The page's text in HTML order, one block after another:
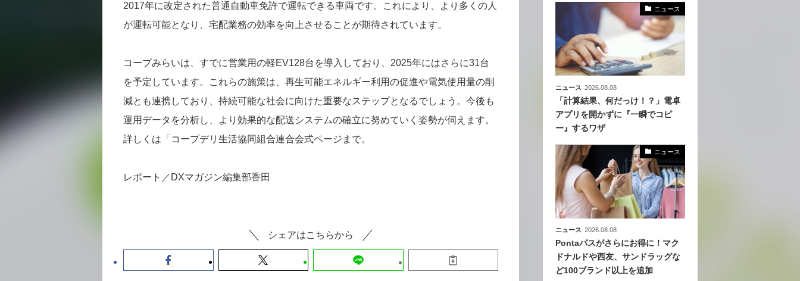
2017年に改定された普通自動車免許で運転できる車両です。これにより、より多くの人
が運転可能となり、宅配業務の効率を向上させることが期待されています。
コープみらいは、すでに営業用の軽EV128台を導入しており、2025年にはさらに31台
を予定しています。これらの施策は、再生可能エネルギー利用の促進や電気使用量の削
減とも連携しており、持続可能な社会に向けた重要なステップとなるでしょう。今後も
運用データを分析し、より効果的な配送システムの確立に努めていく姿勢が伺えます。
詳しくは「コープデリ生活協同組合連合会式ページまで。
レポート／DXマガジン編集部香田
シェアはこちらから
ニュース
ニュース 2026.08.08
「計算結果、何だっけ！？」電卓
アプリを開かずに『一瞬でコピ
ー』するワザ
ニュース
ニュース 2026.08.08
Pontaパスがさらにお得に！マク
ドナルドや西友、サンドラッグな
ど100ブランド以上を追加